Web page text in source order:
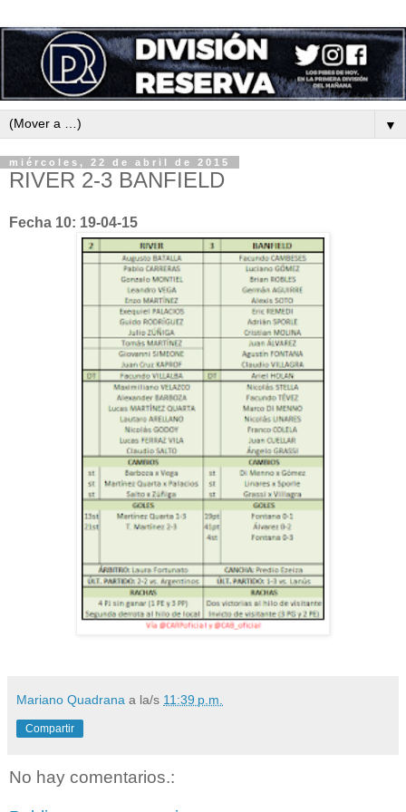
▼
miércoles, 22 de abril de 2015
RIVER 2-3 BANFIELD
Fecha 10: 19-04-15
Mariano Quadrana a la/s 11:39 p.m.
Compartir
No hay comentarios.: